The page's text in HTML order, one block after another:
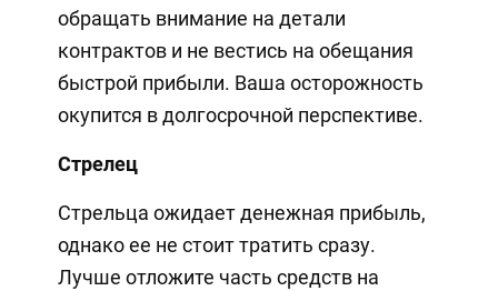
обращать внимание на детали
контрактов и не вестись на обещания
быстрой прибыли. Ваша осторожность
окупится в долгосрочной перспективе.
Стрелец
Стрельца ожидает денежная прибыль,
однако ее не стоит тратить сразу.
Лучше отложите часть средств на